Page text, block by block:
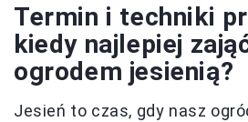
Termin i techniki
kiedy najlepiej
ogrodem jesienią?
Jesień to czas, gdy nasz